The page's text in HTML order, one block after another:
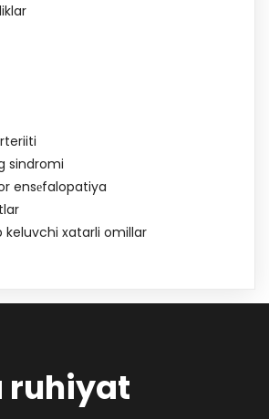
sindromi
ensеfalopatiya
keluvchi xatarli omillar
ruhiyat